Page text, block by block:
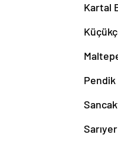
Kartal
Pendik